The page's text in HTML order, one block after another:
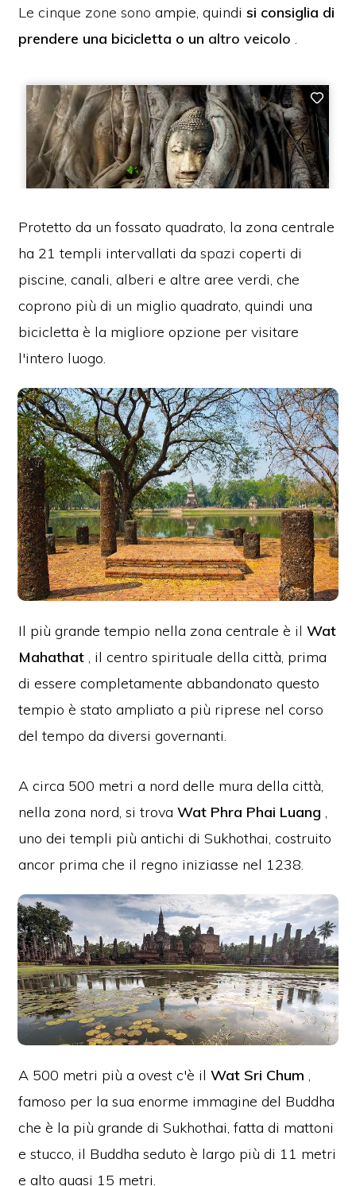
Le cinque zone sono ampie, quindisi consiglia di
prendere una bicicletta o un altro veicolo .
Protetto da un fossato quadrato, la zona centrale
ha 21 templi intervallati daspazi coperti di
piscine, canali, alberi e altre aree verdi, che
coprono più di un miglio quadrato, quindi una
bicicletta è la migliore opzione per visitare
l'intero luogo.
Il più grande tempio nella zona centrale è ilWat
Mahathat , il centro spirituale della città, prima
di essere completamente abbandonato questo
tempio è stato ampliato a più riprese nel corso
del tempo da diversi governanti.
A circa 500 metri a nord delle mura della città,
nella zona nord, si trovaWat Phra Phai Luang
uno dei templi più antichi di Sukhothai, costruito
ancor prima che il regno iniziasse nel 1238.
A 500 metri più a ovest c'è ilWat Sri Chum ,
famoso per la sua enorme immagine del Buddha
che è la più grande di Sukhothai, fatta di mattoni
e stucco, il Buddha seduto è largo più di 11 metri
e alto quasi 15 metri.